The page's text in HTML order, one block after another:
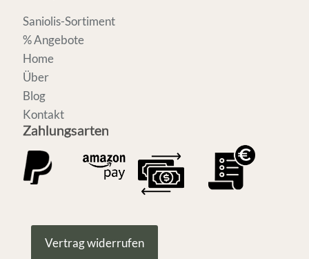
Saniolis-Sortiment
% Angebote
Home
Über
Blog
Kontakt
Zahlungsarten
Vertrag widerrufen